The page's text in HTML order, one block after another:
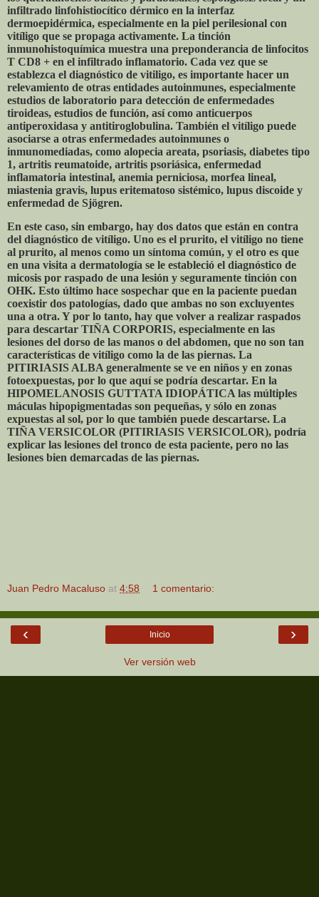
infiltrado linfohistiocítico dérmico en la interfaz
dermoepidérmica, especialmente en la piel perilesional con
vitíligo que se propaga activamente. La tinción
inmunohistoquímica muestra una preponderancia de linfocitos
T CD8 + en el infiltrado inflamatorio. Cada vez que se
establezca el diagnóstico de vitiligo, es importante hacer un
relevamiento de otras entidades autoinmunes, especialmente
estudios de laboratorio para detección de enfermedades
tiroideas, estudios de función, así como anticuerpos
antiperoxidasa y antitiroglobulina. También el vitíligo puede
asociarse a otras enfermedades autoinmunes o
inmunomediadas, como alopecia areata, psoriasis, diabetes tipo
1, artritis reumatoide, artritis psoriásica, enfermedad
inflamatoria intestinal, anemia perniciosa, morfea lineal,
miastenia gravis, lupus eritematoso sistémico, lupus discoide y
enfermedad de Sjögren.
En este caso, sin embargo, hay dos datos que están en contra
del diagnóstico de vitíligo. Uno es el prurito, el vitíligo no tiene
al prurito, al menos como un síntoma común, y el otro es que
en una visita a dermatología se le estableció el diagnóstico de
micosis por raspado de una lesión y seguramente tinción con
OHK. Esto último hace sospechar que en la paciente puedan
coexistir dos patologías, dado que ambas no son excluyentes
una a otra. Y por lo tanto, hay que volver a realizar raspados
para descartar TIÑA CORPORIS, especialmente en las
lesiones del dorso de las manos o del abdomen, que no son tan
características de vitíligo como la de las piernas. La
PITIRIASIS ALBA generalmente se ve en niños y en zonas
fotoexpuestas, por lo que aquí se podría descartar. En la
HIPOMELANOSIS GUTTATA IDIOPÁTICA las múltiples
máculas hipopigmentadas son pequeñas, y sólo en zonas
expuestas al sol, por lo que también puede descartarse. La
TIÑA VERSICOLOR (PITIRIASIS VERSICOLOR), podría
explicar las lesiones del tronco de esta paciente, pero no las
lesiones bien demarcadas de las piernas.
Juan Pedro Macaluso at 4:58 1 comentario:
‹ ›
Inicio
Ver versión web